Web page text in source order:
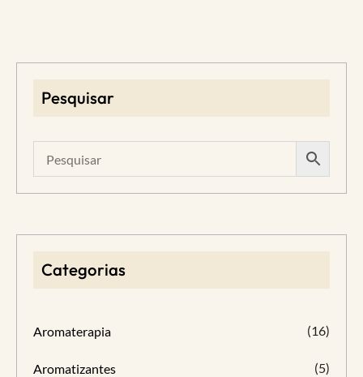
Pesquisar
Categorias
Aromaterapia (16)
Aromatizantes (5)